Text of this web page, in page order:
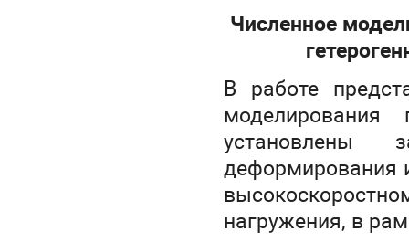
Численное
В работе
установлены
деформирования
нагружения, в